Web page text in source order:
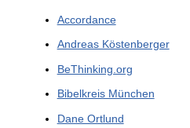
Accordance
Andreas Köstenberger
BeThinking.org
Bibelkreis München
Dane Ortlund